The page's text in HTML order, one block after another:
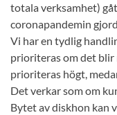
totala verksamhet)
coronapandemin
Vi har en tydlig
prioriteras om det blir
prioriteras högt,
Det verkar som om
Bytet av diskhon kan